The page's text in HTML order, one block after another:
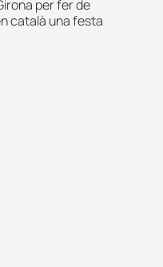
per fer de
català una festa